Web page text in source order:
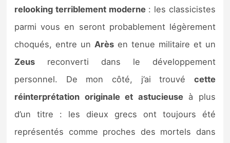
relooking terriblement moderne: les classicistes
parmi vous en seront probablement légèrement
choqués, entre un Arès en tenue militaire et un
Zeus reconverti dans le développement
personnel. De mon côté, j’ai trouvé cette
réinterprétation originale et astucieuseà plus
d’un titre : les dieux grecs ont toujours été
représentés comme proches des mortels dans